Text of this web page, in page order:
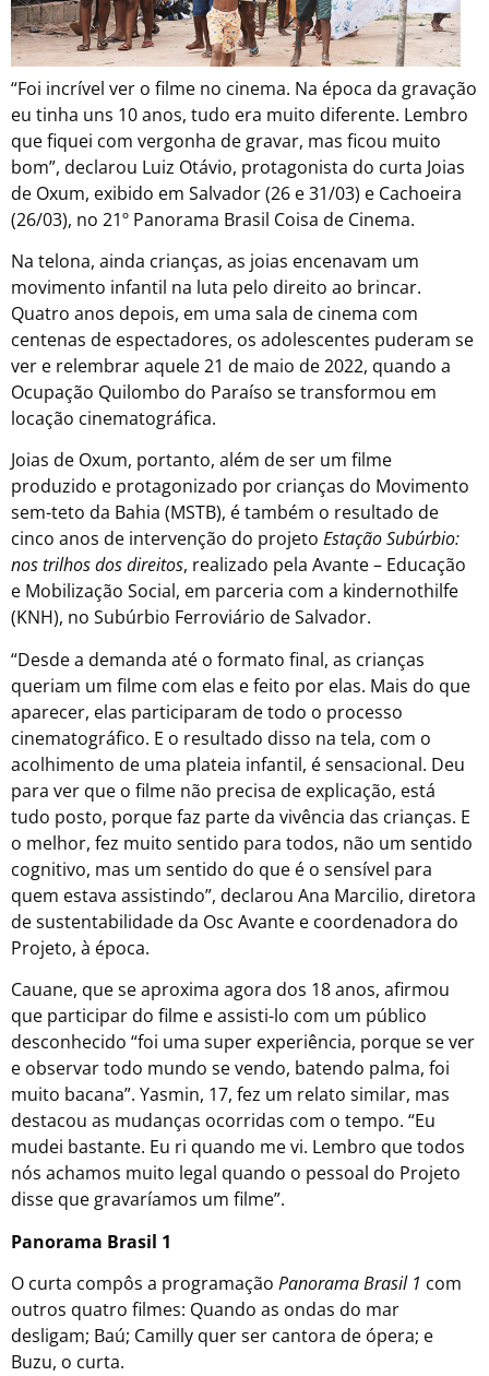
“Foi incrível ver o filme no cinema. Na época da gravação
eu tinha uns 10 anos, tudo era muito diferente. Lembro
que fiquei com vergonha de gravar, mas ficou muito
bom”, declarou Luiz Otávio, protagonista do curta Joias
de Oxum, exibido em Salvador (26 e 31/03) e Cachoeira
(26/03), no 21º Panorama Brasil Coisa de Cinema.
Na telona, ainda crianças, as joias encenavam um
movimento infantil na luta pelo direito ao brincar.
Quatro anos depois, em uma sala de cinema com
centenas de espectadores, os adolescentes puderam se
ver e relembrar aquele 21 de maio de 2022, quando a
Ocupação Quilombo do Paraíso se transformou em
locação cinematográfica.
Joias de Oxum, portanto, além de ser um filme
produzido e protagonizado por crianças do Movimento
sem-teto da Bahia (MSTB), é também o resultado de
cinco anos de intervenção do projeto Estação Subúrbio:
nos trilhos dos direitos, realizado pela Avante – Educação
e Mobilização Social, em parceria com a kindernothilfe
(KNH), no Subúrbio Ferroviário de Salvador.
“Desde a demanda até o formato final, as crianças
queriam um filme com elas e feito por elas. Mais do que
aparecer, elas participaram de todo o processo
cinematográfico. E o resultado disso na tela, com o
acolhimento de uma plateia infantil, é sensacional. Deu
para ver que o filme não precisa de explicação, está
tudo posto, porque faz parte da vivência das crianças. E
o melhor, fez muito sentido para todos, não um sentido
cognitivo, mas um sentido do que é o sensível para
quem estava assistindo”, declarou Ana Marcilio, diretora
de sustentabilidade da Osc Avante e coordenadora do
Projeto, à época.
Cauane, que se aproxima agora dos 18 anos, afirmou
que participar do filme e assisti-lo com um público
desconhecido “foi uma super experiência, porque se ver
e observar todo mundo se vendo, batendo palma, foi
muito bacana”. Yasmin, 17, fez um relato similar, mas
destacou as mudanças ocorridas com o tempo. “Eu
mudei bastante. Eu ri quando me vi. Lembro que todos
nós achamos muito legal quando o pessoal do Projeto
disse que gravaríamos um filme”.
Panorama Brasil 1
O curta compôs a programação Panorama Brasil 1 com
outros quatro filmes: Quando as ondas do mar
desligam; Baú; Camilly quer ser cantora de ópera; e
Buzu, o curta.